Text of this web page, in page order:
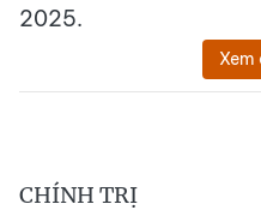
2025.
CHÍNH TRỊ